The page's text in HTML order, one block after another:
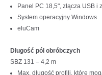
Panel PC 18,5", złącza USB i
System operacyjny Windows
eluCam
Długość pól obróbczych
SBZ 131 – 4,2 m
Max. długość profili, które